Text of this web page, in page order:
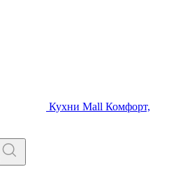
Кухни Mall Комфорт,